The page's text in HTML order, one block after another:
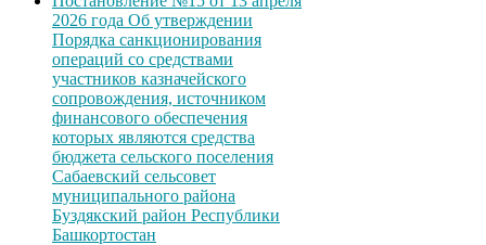
2026 года Об утверждении
Порядка санкционирования
операций со средствами
участников казначейского
сопровождения, источником
финансового обеспечения
которых являются средства
бюджета сельского поселения
Сабаевский сельсовет
муниципального района
Буздякский район Республики
Башкортостан